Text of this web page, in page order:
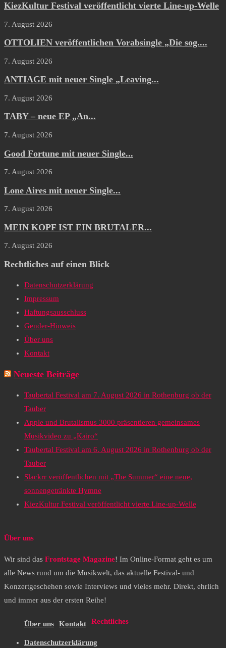
KiezKultur Festival veröffentlicht vierte Line-up-Welle
7. August 2026
OTTOLIEN veröffentlichen Vorabsingle „Die sog....
7. August 2026
ANTIAGE mit neuer Single „Leaving...
7. August 2026
TABY – neue EP „An...
7. August 2026
Good Fortune mit neuer Single...
7. August 2026
Lone Aires mit neuer Single...
7. August 2026
MEIN KOPF IST EIN BRUTALER...
7. August 2026
Rechtliches auf einen Blick
Datenschutzerklärung
Impressum
Haftungsausschluss
Gender-Hinweis
Über uns
Kontakt
Neueste Beiträge
Taubertal Festival am 7. August 2026 in Rothenburg ob der
Tauber
Apple und Brutalismus 3000 präsentieren gemeinsames
Musikvideo zu „Kairo“
Taubertal Festival am 6. August 2026 in Rothenburg ob der
Tauber
Slackrr veröffentlichen mit „The Summer“ eine neue,
sonnengetränkte Hymne
KiezKultur Festival veröffentlicht vierte Line-up-Welle
Über uns
Wir sind das Frontstage Magazine! Im Online-Format geht es um
alle News rund um die Musikwelt, das aktuelle Festival- und
Konzertgeschehen sowie Interviews und vieles mehr. Direkt, ehrlich
und immer aus der ersten Reihe!
Über uns Kontakt Rechtliches
Datenschutzerklärung